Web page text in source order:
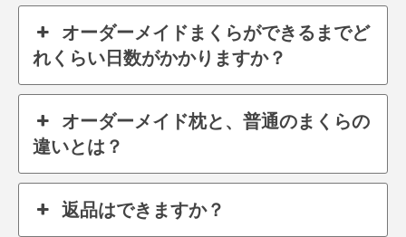
オーダーメイドまくらができるまでど
れくらい日数がかかりますか？
オーダーメイド枕と、普通のまくらの
違いとは？
返品はできますか？